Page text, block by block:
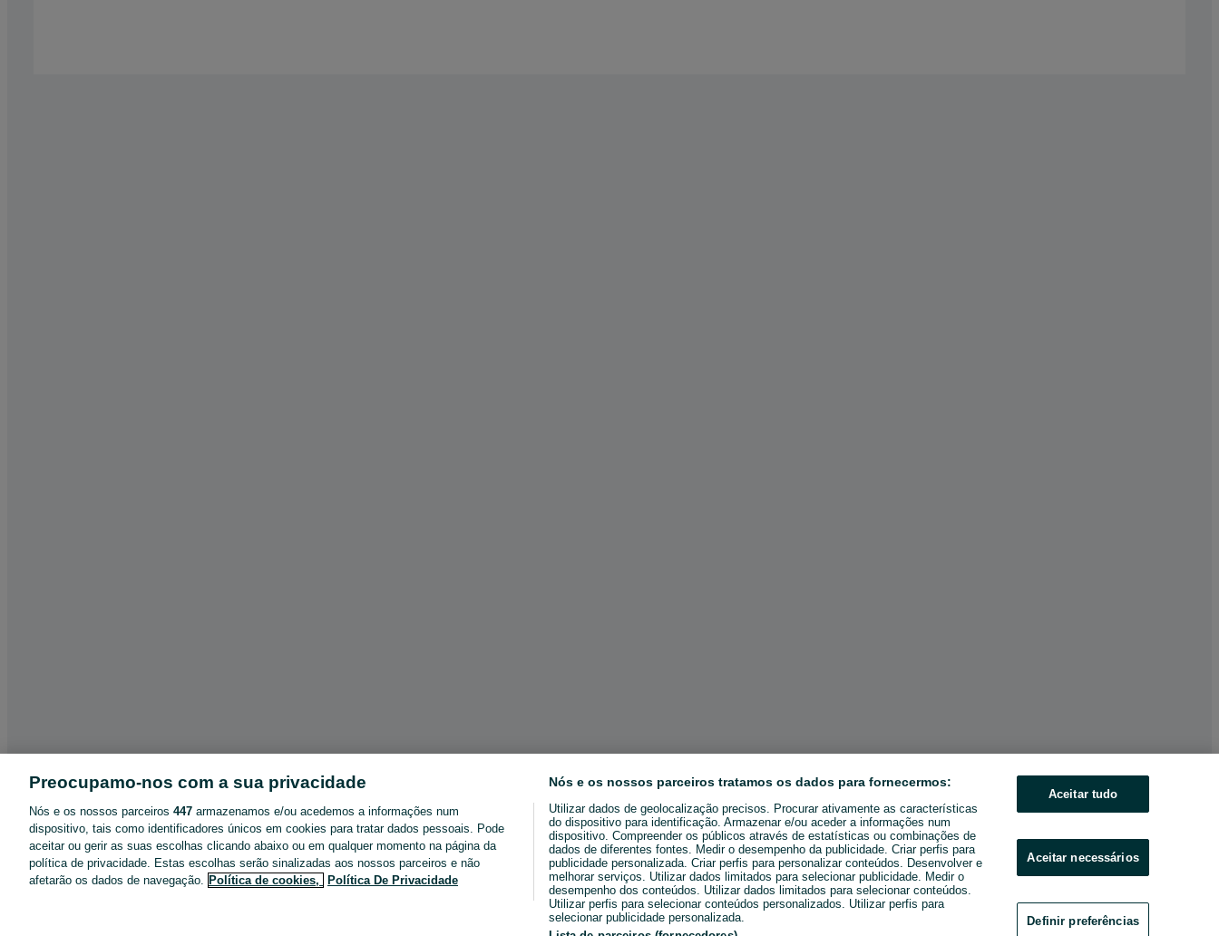
App OLX
Preocupamo-nos com a sua privacidade
Nós e os nossos parceiros 447 armazenamos e/ou acedemos a informações num
dispositivo, tais como identificadores únicos em cookies para tratar dados pessoais. Pode
aceitar ou gerir as suas escolhas clicando abaixo ou em qualquer momento na página da
política de privacidade. Estas escolhas serão sinalizadas aos nossos parceiros e não
afetarão os dados de navegação. Política de cookies, Política De Privacidade
Nós e os nossos parceiros tratamos os dados para fornecermos:
Utilizar dados de geolocalização precisos. Procurar ativamente as características
do dispositivo para identificação. Armazenar e/ou aceder a informações num
dispositivo. Compreender os públicos através de estatísticas ou combinações de
dados de diferentes fontes. Medir o desempenho da publicidade. Criar perfis para
publicidade personalizada. Criar perfis para personalizar conteúdos. Desenvolver e
melhorar serviços. Utilizar dados limitados para selecionar publicidade. Medir o
desempenho dos conteúdos. Utilizar dados limitados para selecionar conteúdos.
Utilizar perfis para selecionar conteúdos personalizados. Utilizar perfis para
selecionar publicidade personalizada.
Aceitar tudo
Aceitar necessários
Definir preferências